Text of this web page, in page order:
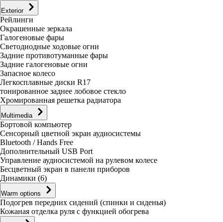
Exterior
Рейлинги
Окрашенные зеркала
Галогеновые фары
Светодиодные ходовые огни
Задние противотуманные фары
Задние галогеновые огни
Запасное колесо
Легкосплавные диски R17
тонированное заднее лобовое стекло
Хромированная решетка радиатора
Multimedia
Бортовой компьютер
Сенсорный цветной экран аудиосистемы
Bluetooth / Hands Free
Дополнительный USB Port
Управление аудиосистемой на рулевом колесе
Бесцветный экран в панели приборов
Динамики (6)
Warm options
Подогрев передних сидений (спинки и сиденья)
Кожаная отделка руля с функцией обогрева